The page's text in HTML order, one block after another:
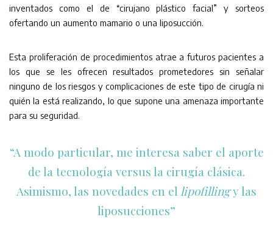
inventados como el de “cirujano plástico facial” y sorteos
ofertando un aumento mamario o una liposucción.
Esta proliferación de procedimientos atrae a futuros pacientes a
los que se les ofrecen resultados prometedores sin señalar
ninguno de los riesgos y complicaciones de este tipo de cirugía ni
quién la está realizando, lo que supone una amenaza importante
para su seguridad.
“A modo particular, me interesa saber el aporte
de la tecnología versus la cirugía clásica.
Asimismo, las novedades en ellipofillingy las
liposucciones”